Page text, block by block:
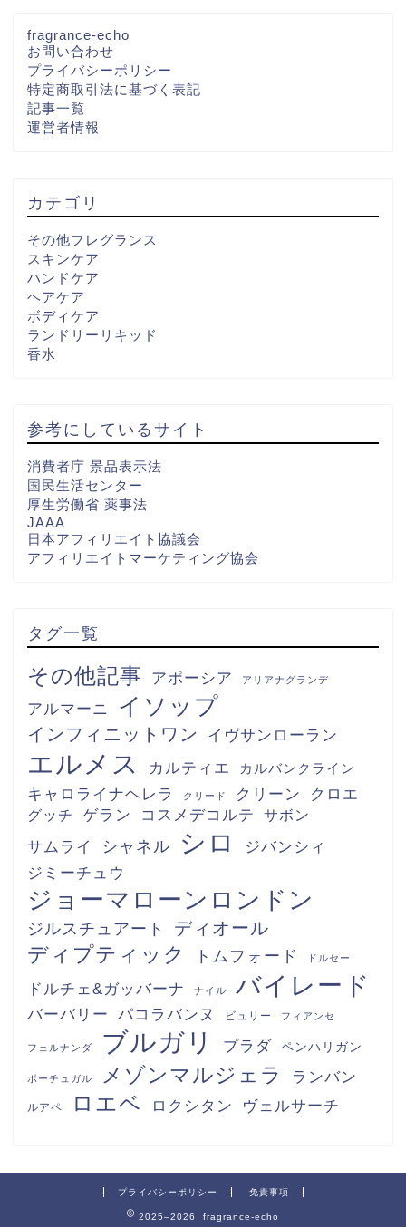
fragrance-echo
お問い合わせ
プライバシーポリシー
特定商取引法に基づく表記
記事一覧
運営者情報
カテゴリ
その他フレグランス
スキンケア
ハンドケア
ヘアケア
ボディケア
ランドリーリキッド
香水
参考にしているサイト
消費者庁 景品表示法
国民生活センター
厚生労働省 薬事法
JAAA
日本アフィリエイト協議会
アフィリエイトマーケティング協会
タグ一覧
その他記事 アポーシア アリアナグランデ
アルマーニ イソップ
インフィニットワン イヴサンローラン
エルメス カルティエ カルバンクライン
キャロライナヘレラ クリード クリーン クロエ
グッチ ゲラン コスメデコルテ サボン
サムライ シャネル シロ ジバンシィ
ジミーチュウ
ジョーマローンロンドン
ジルスチュアート ディオール
ディプティック トムフォード ドルセー
ドルチェ&ガッバーナ ナイル バイレード
バーバリー パコラバンヌ ビュリー フィアンセ
フェルナンダ ブルガリ プラダ ペンハリガン
ポーチュガル メゾンマルジェラ ランバン
ルアペ ロエベ ロクシタン ヴェルサーチ
プライバシーポリシー 免責事項
2025–2026 fragrance-echo